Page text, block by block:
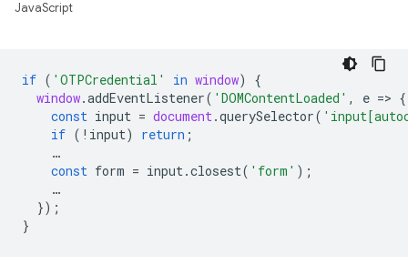
JavaScript
if ( 'OTPCredential' in window)
{
window.addEventListener( 'DOMContentLoaded' , e => {
const input = document.querySelector(
if ( ! input) return ;
…
const form = input.closest( 'form' );
…
});
}